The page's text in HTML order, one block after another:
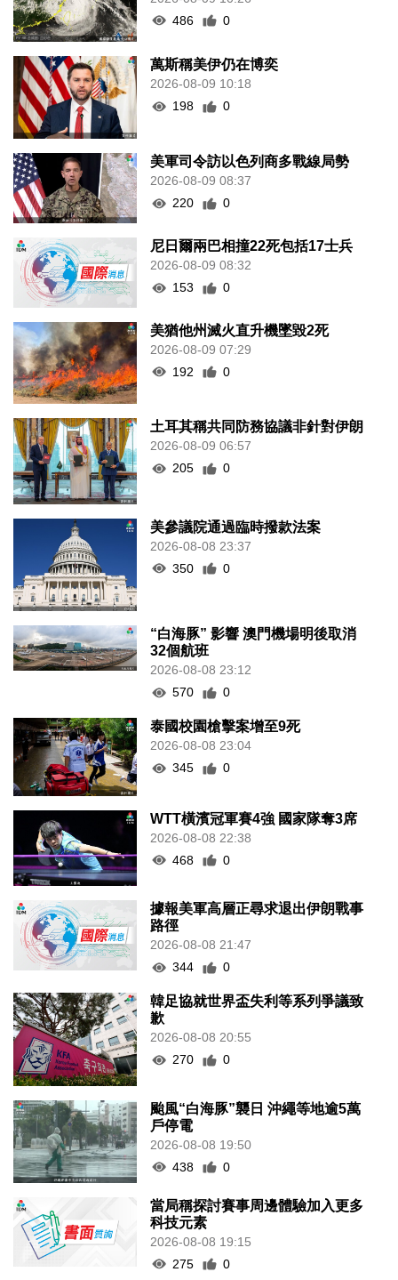
486
0
萬斯稱美伊仍在博奕
2026-08-09 10:18
198
0
美軍司令訪以色列商多戰線局勢
2026-08-09 08:37
220
0
尼日爾兩巴相撞22死包括17士兵
2026-08-09 08:32
153
0
美猶他州滅火直升機墜毀2死
2026-08-09 07:29
192
0
土耳其稱共同防務協議非針對伊朗
2026-08-09 06:57
205
0
美參議院通過臨時撥款法案
2026-08-08 23:37
350
0
“白海豚” 影響 澳門機場明後取消
32個航班
2026-08-08 23:12
570
0
泰國校園槍擊案增至9死
2026-08-08 23:04
345
0
WTT橫濱冠軍賽4強 國家隊奪3席
2026-08-08 22:38
468
0
據報美軍高層正尋求退出伊朗戰事
路徑
2026-08-08 21:47
344
0
韓足協就世界盃失利等系列爭議致
歉
2026-08-08 20:55
270
0
颱風“白海豚”襲日 沖繩等地逾5萬
戶停電
2026-08-08 19:50
438
0
當局稱探討賽事周邊體驗加入更多
科技元素
2026-08-08 19:15
275
0